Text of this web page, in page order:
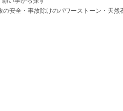
の安全・事故除けのパワーストーン・天然